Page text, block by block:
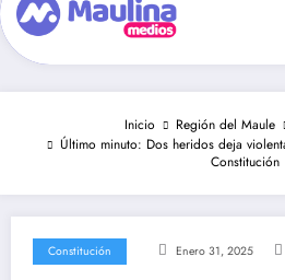
Inicio Región del Maule
Último minuto: Dos heridos deja
Constitución
Constitución Enero 31, 2025